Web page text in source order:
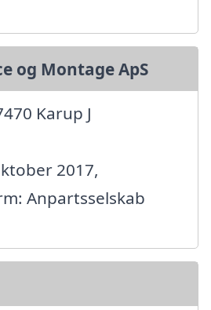
og Montage ApS
Karup J
2017,
Anpartsselskab